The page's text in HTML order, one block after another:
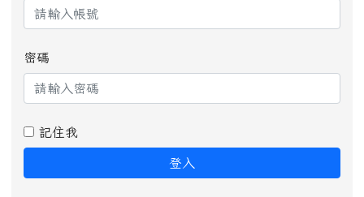
密碼
記住我
登入